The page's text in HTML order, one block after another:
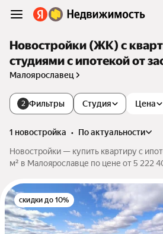
Новостройки (ЖК) с
студиями с ипотекой от
Малоярославец
2 Фильтры Цена
Студия
1 новостройка •
по актуальности
Новостройки — купить квартиру с
м² в Малоярославце по цене от 5 222
скидки до 10%